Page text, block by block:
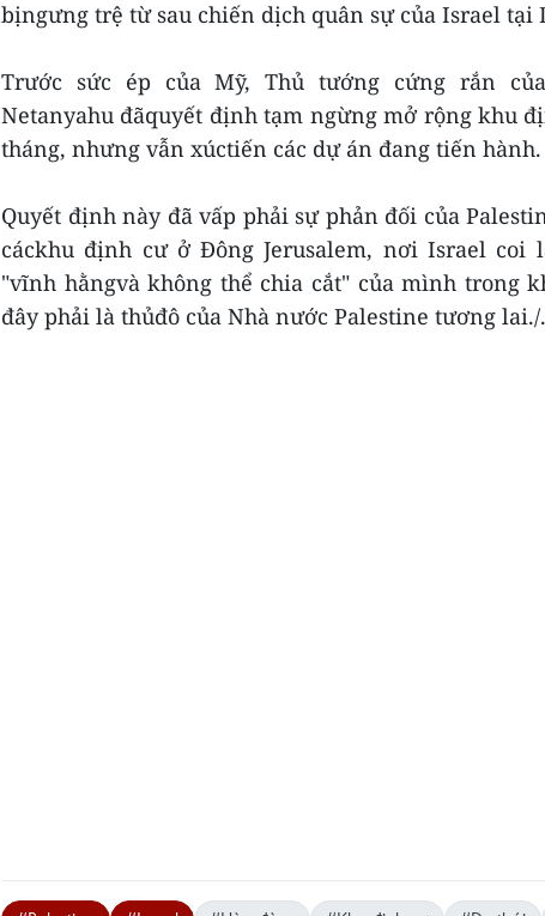
bịngưng trệ từ sau chiến dịch quân sự của Israel tại
Trước sức ép của Mỹ, Thủ tướng cứng rắn
Netanyahu đãquyết định tạm ngừng mở rộng khu
tháng, nhưng vẫn xúctiến các dự án đang tiến hành.
Quyết định này đã vấp phải sự phản đối của
cáckhu định cư ở Đông Jerusalem, nơi Israel coi
"vĩnh hằngvà không thể chia cắt" của mình trong
đây phải là thủđô của Nhà nước Palestine tương lai./.